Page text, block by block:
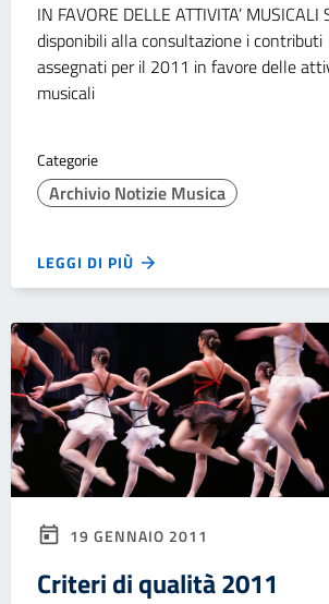
IN FAVORE DELLE ATTIVITA’ MUSICALI
disponibili alla consultazione i contributi
assegnati per il 2011 in favore delle
musicali
Categorie
Archivio Notizie Musica
LEGGI DI PIÙ
19 GENNAIO 2011
Criteri di qualità 2011